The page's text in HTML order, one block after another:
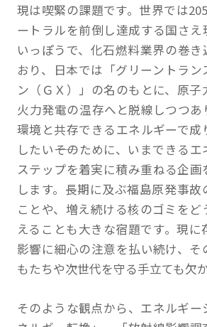
現は喫緊の課題です。世界では
ートラルを前倒し達成する国さえ
いっぽうで、化石燃料業界の巻き
おり、日本では「グリーントラン
ン（ＧＸ）」の名のもとに、原
火力発電の温存へと脱線しつつあ
環境と共存できるエネルギーで成
したい――そのために、いまできる
ステップを着実に積み重ねる企
します。長期に及ぶ福島原発事
ことや、増え続ける核のゴミを
えることも大きな宿題です。現
影響に細心の注意を払い続け、そ
もたちや次世代を守る手立ても欠
そのような観点から、エネルギー